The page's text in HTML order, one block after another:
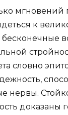
мгновений
к
бесконечные
словно
нервы.
доказаны